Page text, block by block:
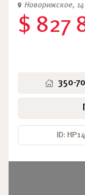
Новорижское,
$ 827
350-
ID: